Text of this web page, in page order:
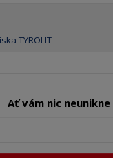
TYROLIT
Ať vám nic neunikne